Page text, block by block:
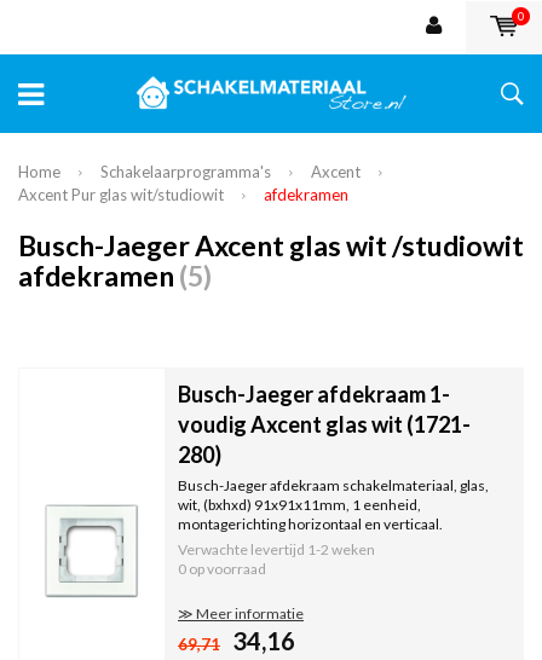
0
Home Schakelaarprogramma's
Axcent
Axcent Pur glas wit/studiowit
afdekramen
Busch-Jaeger Axcent glas wit /studiowit
afdekramen (5)
Busch-Jaeger afdekraam 1-
voudig Axcent glas wit (1721-
280)
Busch-Jaeger afdekraam schakelmateriaal, glas,
wit, (bxhxd) 91x91x11mm, 1 eenheid,
montagerichting horizontaal en verticaal.
Verwachte levertijd 1-2 weken
0 op voorraad
≫ Meer informatie
69,71 34,16